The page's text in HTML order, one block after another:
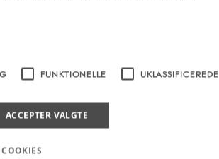
FUNKTIONELLE UKLASSIFICEREDE
ACCEPTER VALGTE